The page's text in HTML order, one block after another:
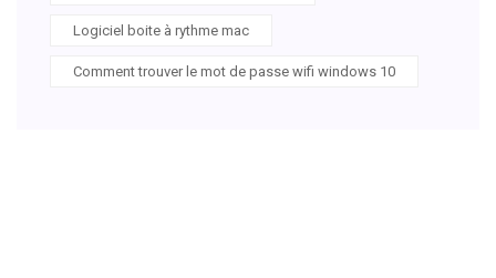
Logiciel boite à rythme mac
Comment trouver le mot de passe wifi windows 10